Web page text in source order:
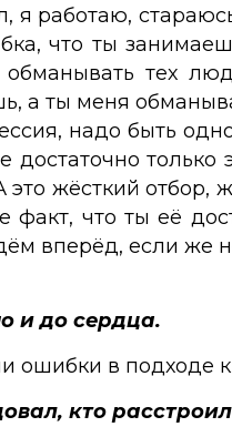
работаю,
что ты
тех
а ты меня
надо быть
только
жёсткий отбор,
факт, что ты её
вперёд, если же
и до сердца.
ошибки в подходе
кто